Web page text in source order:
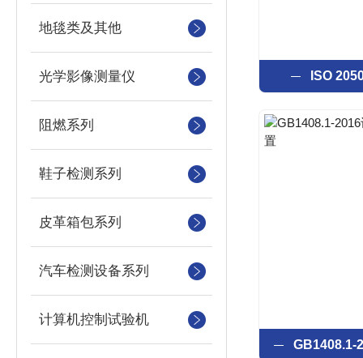
地毯类及其他
光学影像测量仪
阻燃系列
鞋子检测系列
皮革箱包系列
汽车检测设备系列
计算机控制试验机
ISO